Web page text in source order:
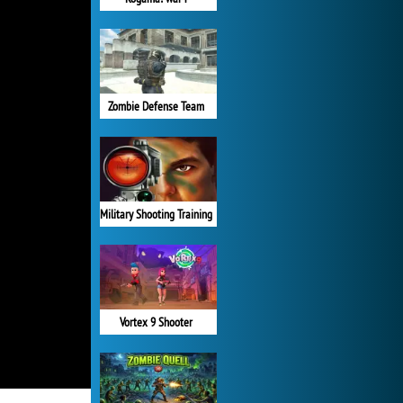
Zombie Defense Team
Military Shooting Training
Vortex 9 Shooter